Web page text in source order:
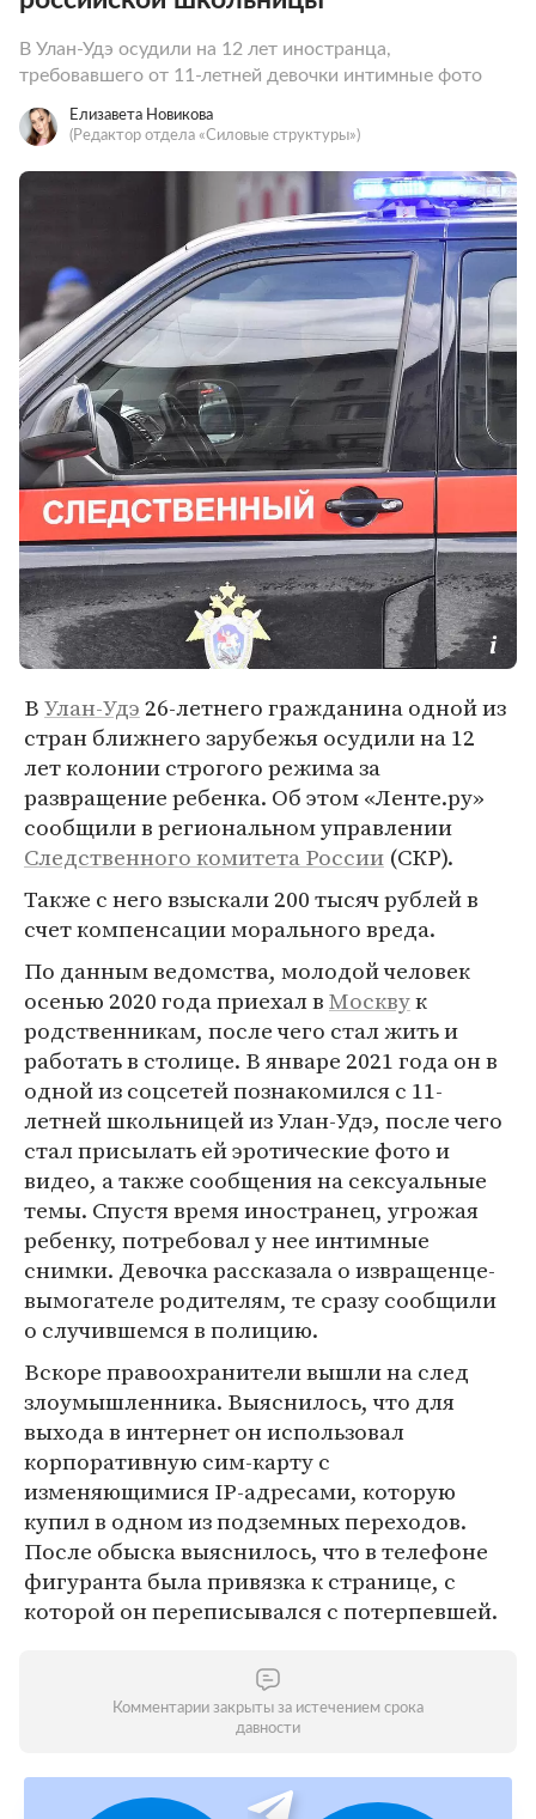
В Улан-Удэ осудили на 12 лет иностранца,
требовавшего от 11-летней девочки интимные фото
Елизавета Новикова
(Редактор отдела «Силовые структуры»)
ВУлан-Удэ26-летнего гражданина одной из
стран ближнего зарубежья осудили на 12
лет колонии строгого режима за
развращение ребенка. Об этом «Ленте.ру»
сообщили в региональном управлении
Следственного комитета России (СКР).
Также с него взыскали 200 тысяч рублей в
счет компенсации морального вреда.
По данным ведомства, молодой человек
осенью 2020 года приехал вМосквук
родственникам, после чего стал жить и
работать в столице. В январе 2021 года он в
одной из соцсетей познакомился с 11-
летней школьницей из Улан-Удэ, после чего
стал присылать ей эротические фото и
видео, а также сообщения на сексуальные
темы. Спустя время иностранец, угрожая
ребенку, потребовал у нее интимные
снимки. Девочка рассказала о извращенце-
вымогателе родителям, те сразу сообщили
о случившемся в полицию.
Вскоре правоохранители вышли на след
злоумышленника. Выяснилось, что для
выхода в интернет он использовал
корпоративную сим-карту с
изменяющимися IP-адресами, которую
купил в одном из подземных переходов.
После обыска выяснилось, что в телефоне
фигуранта была привязка к странице, с
которой он переписывался с потерпевшей.
Комментарии закрыты за истечением срока
давности